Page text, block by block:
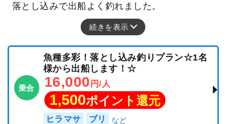
落とし込みで出船よく釣れました。
続きを表示
乗合
魚種多彩！落とし込み釣りプラン☆1名
様から出船します！☆
16,000 円/人
1,500ポイント還元
ヒラマサ ブリ